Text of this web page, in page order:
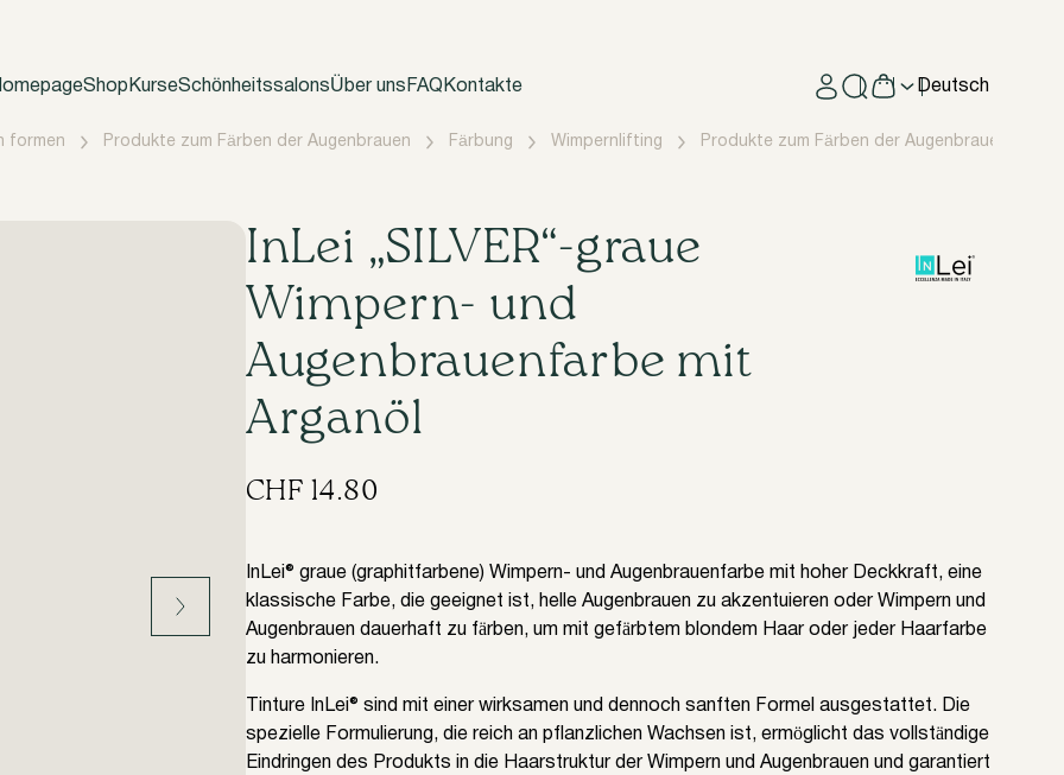
Shop KurseSchönheitssalonsÜber uns FAQ Kontakte Deutsch
formen Produkte zum Färben der Augenbrauen Färbung Wimpernlifting Produkte zum Färben der Augenbrauen
InLei „SILVER“-graue
Wimpern- und
Augenbrauenfarbe mit
Arganöl
CHF 14.80
InLei® graue (graphitfarbene) Wimpern- und Augenbrauenfarbe mit hoher Deckkraft, eine
klassische Farbe, die geeignet ist, helle Augenbrauen zu akzentuieren oder Wimpern und
Augenbrauen dauerhaft zu färben, um mit gefärbtem blondem Haar oder jeder Haarfarbe
zu harmonieren.
Tinture InLei® sind mit einer wirksamen und dennoch sanften Formel ausgestattet. Die
spezielle Formulierung, die reich an pflanzlichen Wachsen ist, ermöglicht das vollständige
Eindringen des Produkts in die Haarstruktur der Wimpern und Augenbrauen und garantiert